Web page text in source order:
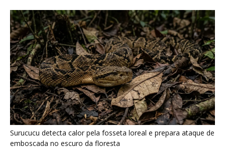
Surucucu detecta calor pela fosseta loreal e prepara ataque de
emboscada no escuro da floresta